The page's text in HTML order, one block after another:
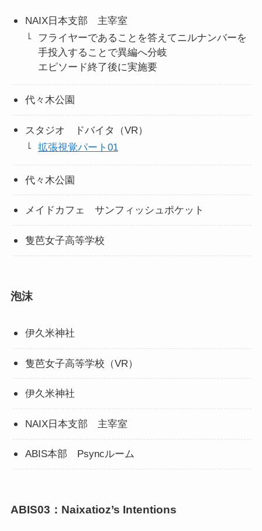
NAIX日本支部 主宰室
フライヤーであることを答えてニルナンバーを
手投入することで異編へ分岐
エピソード終了後に実施要
代々木公園
スタジオ ドバイタ（VR）
拡張視覚パート01
代々木公園
メイドカフェ サンフィッシュポケット
隻芭女子高等学校
泡沫
伊久米神社
隻芭女子高等学校（VR）
伊久米神社
NAIX日本支部 主宰室
ABIS本部 Psyncルーム
ABIS03：Naixatioz’s Intentions